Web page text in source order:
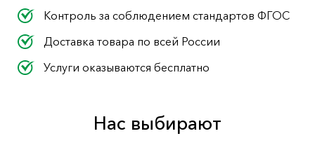
Контроль за соблюдением стандартов ФГОС
Доставка товара по всей России
Услуги оказываются бесплатно
Нас выбирают